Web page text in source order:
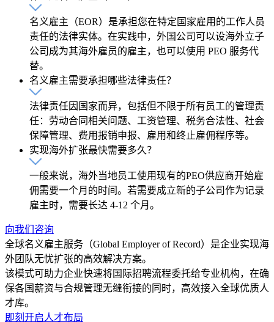
名义雇主（EOR）是承担您在特定国家雇用的工作人员
责任的法律实体。在实践中，外国公司可以设海外立子
公司成为其海外雇员的雇主，也可以使用 PEO 服务代
替。
名义雇主需要承担哪些法律责任？
法律责任因国家而异，包括但不限于所有员工的管理责
任：劳动合同相关问题、工资管理、税务合法性、社会
保障管理、费用报销申报、雇用和终止雇佣程序等。
实现海外扩张最快需要多久？
一般来说，海外当地员工使用现有的PEO供应商开始雇
佣需要一个月的时间。若需要成立新的子公司作为记录
雇主时，需要长达 4-12 个月。
向我们咨询
全球名义雇主服务（Global Employer of Record）是企业实现海
外团队无忧扩张的高效解决方案。
该模式可助力企业快速将国际招聘流程委托给专业机构，在确
保各国薪资与合规管理无缝衔接的同时，高效接入全球优质人
才库。
即刻开启人才布局